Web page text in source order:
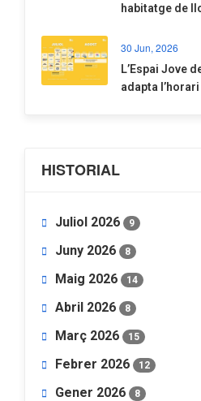
habitatge de
30 Jun, 2026
​L’Espai Jove
adapta
HISTORIAL
Juliol 2026 9
Juny 2026 8
Maig 2026 14
Abril 2026 8
Març 2026 15
Febrer 2026 12
Gener 2026 8